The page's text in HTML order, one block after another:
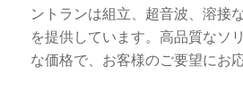
ントランは組立、超音波、溶接
を提供しています。高品質なソ
な価格で、お客様のご要望にお